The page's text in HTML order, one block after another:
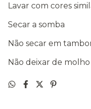
Lavar com cores
Secar a somba
Não secar em
Não deixar de molho